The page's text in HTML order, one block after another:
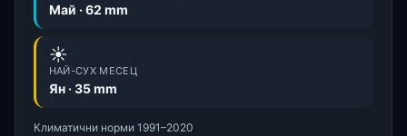
Май · 62 mm
☀️
НАЙ-СУХ МЕСЕЦ
Ян · 35 mm
Климатични норми 1991–2020